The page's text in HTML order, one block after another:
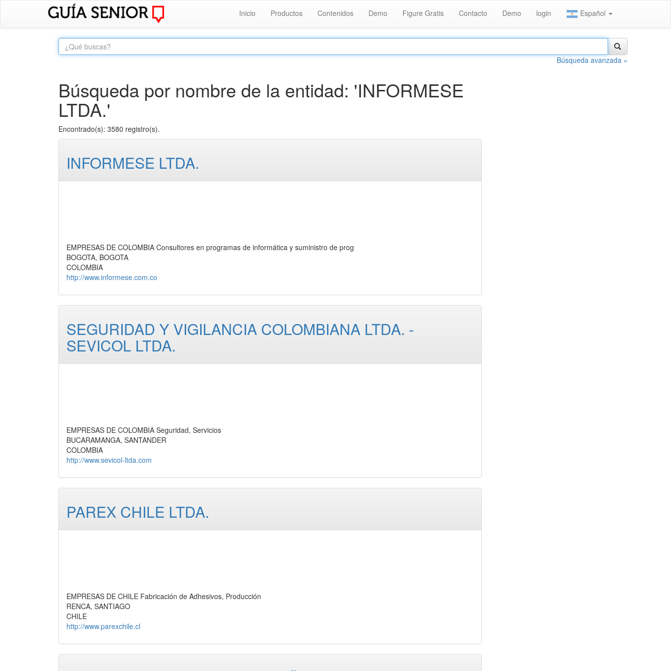
Inicio Productos Contenidos Demo Figure Gratis Contacto Demo login Español
Búsqueda avanzada »
Búsqueda por nombre de la entidad: 'INFORMESE
LTDA.'
Encontrado(s): 3580 registro(s).
INFORMESE LTDA.
EMPRESAS DE COLOMBIA Consultores en programas de informática y suministro de prog
BOGOTA, BOGOTA
COLOMBIA
http://www.informese.com.co
SEGURIDAD Y VIGILANCIA COLOMBIANA LTDA. -
SEVICOL LTDA.
EMPRESAS DE COLOMBIA Seguridad, Servicios
BUCARAMANGA, SANTANDER
COLOMBIA
http://www.sevicol-ltda.com
PAREX CHILE LTDA.
EMPRESAS DE CHILE Fabricación de Adhesivos, Producción
RENCA, SANTIAGO
CHILE
http://www.parexchile.cl